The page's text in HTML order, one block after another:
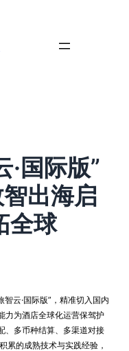
·国际版”
出海启
全球
云·国际版”，精准切入国内
力为酒店全球化运营保驾护
、多币种结算、多渠道对接
累的成熟技术与实践经验，